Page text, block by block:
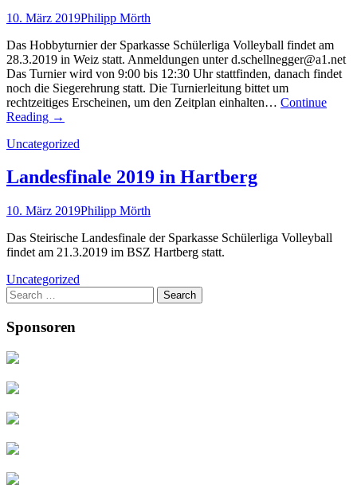
10. März 2019Philipp Mörth
Das Hobbyturnier der Sparkasse Schülerliga Volleyball findet am
28.3.2019 in Weiz statt. Anmeldungen unter d.schellnegger@a1.net
Das Turnier wird von 9:00 bis 12:30 Uhr stattfinden, danach findet
noch die Siegerehrung statt. Die Turnierleitung bittet um
rechtzeitiges Erscheinen, um den Zeitplan einhalten… Continue
Reading →
Uncategorized
Landesfinale 2019 in Hartberg
10. März 2019Philipp Mörth
Das Steirische Landesfinale der Sparkasse Schülerliga Volleyball
findet am 21.3.2019 im BSZ Hartberg statt.
Uncategorized
Search
for:
Sponsoren